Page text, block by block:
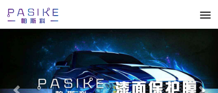
切
换